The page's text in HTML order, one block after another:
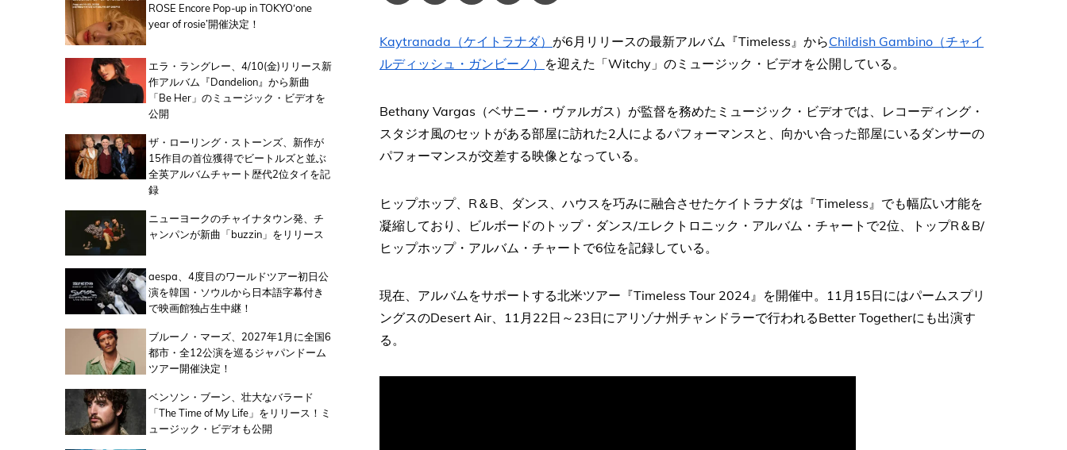
Kaytranada（ケイトラナダ） が6月リリースの最新アルバム『Timeless』からChildish Gambino（チャイ
ルディッシュ・ガンビーノ） を迎えた「Witchy」のミュージック・ビデオを公開している。
Bethany Vargas（ベサニー・ヴァルガス）が監督を務めたミュージック・ビデオでは、レコーディング・
スタジオ風のセットがある部屋に訪れた2人によるパフォーマンスと、向かい合った部屋にいるダンサーの
パフォーマンスが交差する映像となっている。
ヒップ​​ホップ、R＆B、ダンス、ハウスを巧みに融合させたケイトラナダは『Timeless』でも幅広い才能を
凝縮しており、ビルボードのトップ・ダンス/エレクトロニック・アルバム・チャートで2位、トップR＆B/
ヒップホップ・アルバム・チャートで6位を記録している。
現在、アルバムをサポートする北米ツアー『Timeless Tour 2024』を開催中。11月15日にはパームスプリ
ングスのDesert Air、11月22日～23日にアリゾナ州チャンドラーで行われるBetter Togetherにも出演す
る。
ROSE Encore Pop-up in TOKYO‘one
year of rosie’開催決定！
エラ・ラングレー、4/10(金)リリース新
作アルバム『Dandelion』から新曲
「Be Her」のミュージック・ビデオを
公開
ザ・ローリング・ストーンズ、新作が
15作目の首位獲得でビートルズと並ぶ
全英アルバムチャート歴代2位タイを記
録
ニューヨークのチャイナタウン発、チ
ャンパンが新曲「buzzin」をリリース
aespa、4度目のワールドツアー初日公
演を韓国・ソウルから日本語字幕付き
で映画館独占生中継！
ブルーノ・マーズ、2027年1月に全国6
都市・全12公演を巡るジャパンドーム
ツアー開催決定！
ベンソン・ブーン、壮大なバラード
「The Time of My Life」をリリース！ミ
ュージック・ビデオも公開